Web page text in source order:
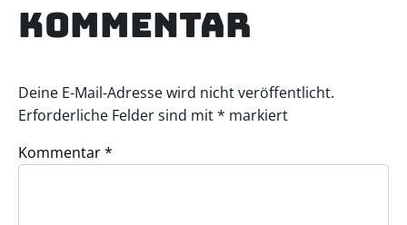
Kommentar
Deine E-Mail-Adresse wird nicht veröffentlicht.
Erforderliche Felder sind mit* markiert
Kommentar*